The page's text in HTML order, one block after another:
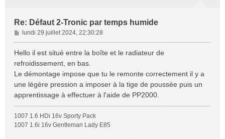
Re: Défaut 2-Tronic par temps humide
M
e
s
s
g
e
lundi 29 juillet 2024, 22:30:28
Hello il est situé entre la boîte et le radiateur de
refroidissement, en bas.
Le démontage impose que tu le remonte correctement il y a
une légère pression a imposer à la tige de poussée puis un
apprentissage à effectuer à l'aide de PP2000.
1007 1.6 HDi 16v Sporty Pack
1007 1.6i 16v Gentleman Lady E85